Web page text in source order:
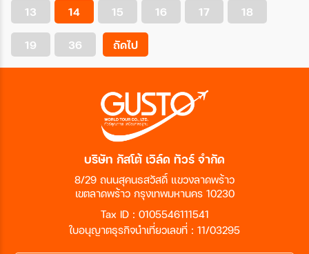
13 14 15 16 17 18
19 36 ถัดไป
บริษัท กัสโต้ เวิล์ด ทัวร์ จำกัด
8/29 ถนนสุคนธสวัสดิ์ แขวงลาดพร้าว
เขตลาดพร้าว กรุงเทพมหานคร 10230
Tax ID : 0105546111541
ใบอนุญาตธุรกิจนำเที่ยวเลขที่ : 11/03295